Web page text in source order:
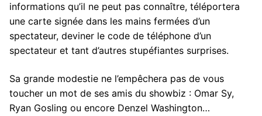
informations qu’il ne peut pas connaître, téléportera
une carte signée dans les mains fermées d’un
spectateur, deviner le code de téléphone d’un
spectateur et tant d’autres stupéfiantes surprises.
Sa grande modestie ne l’empêchera pas de vous
toucher un mot de ses amis du showbiz : Omar Sy,
Ryan Gosling ou encore Denzel Washington…